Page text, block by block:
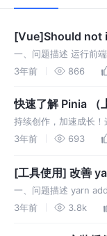
[Vue]Should not
(imported as
一、问题描述 运行前
示错误，正常页面应
3年前 866
快速了解 Pinia （
持续创作，加速成长！
划 · 10 月更文挑战」
Vue 官方团队成员打
3年前 693
[工具使用] 改善
一、问题描述 yarn
二、解决方案 1.试图
3年前 3.8k